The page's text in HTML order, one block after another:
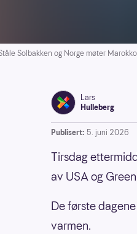
Solbakken og Norge møter
Lars
Hulleberg
Publisert: 5. juni 2026
Tirsdag
av USA og
De første
varmen.